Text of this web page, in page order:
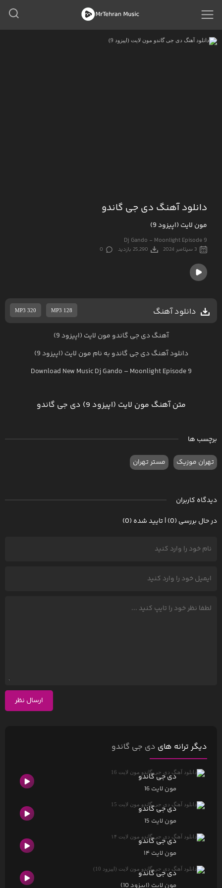
دانلود آهنگ دی جی گاندو
مون لایت (اپیزود 9)
Dj Gando - Moonlight Episode 9
3 سپتامبر 2024 25,290 بازدید 0
دانلود آهنگ MP3 320 MP3 128
آهنگ دی جی گاندو مون لایت (اپیزود 9)
دانلود آهنگ دی جی گاندو به نام مون لایت (اپیزود 9)
Download New MusicDj Gando – Moonlight Episode 9
متن آهنگ مون لایت (اپیزود 9) دی جی گاندو
برچسب ها
تهران موزیک مستر تهران
دیدگاه کاربران
در حال بررسی (0) | تایید شده (0)
ارسال نظر
دیگر ترانه های دی جی گاندو
دی جی گاندو
مون لایت 16
دی جی گاندو
مون لایت 15
دی جی گاندو
مون لایت ۱۴
دی جی گاندو
مون لایت (اپیزود 10)